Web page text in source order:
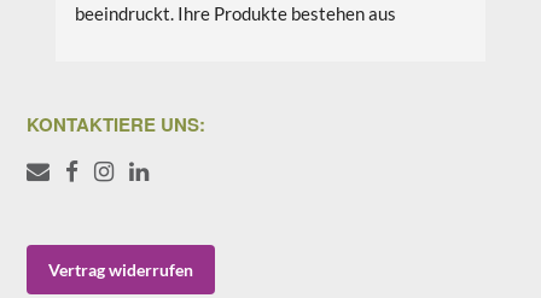
beeindruckt. Ihre Produkte bestehen aus
Lieblingsprodukte sind das Gesichtsöl Teebaum
Weide und das Aloe Vera Splash Bio.
Naturkosmetikprodukte für Nachhaltigkeit und
Umweltschutz. Sie setzen sich aktiv dafür ein,
KONTAKTIERE UNS:
Vertrag widerrufen